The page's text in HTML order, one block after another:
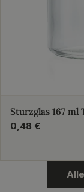
Sturzglas 167 ml
Regulärer
0,48 €